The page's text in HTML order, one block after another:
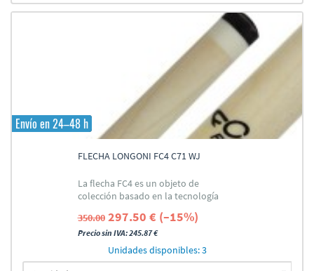
Envío en 24–48 h
FLECHA LONGONI FC4 C71 WJ
La flecha FC4 es un objeto de
colección basado en la tecnología
350.00 297.50 € (–15%)
Precio sin IVA: 245.87 €
Unidades disponibles: 3